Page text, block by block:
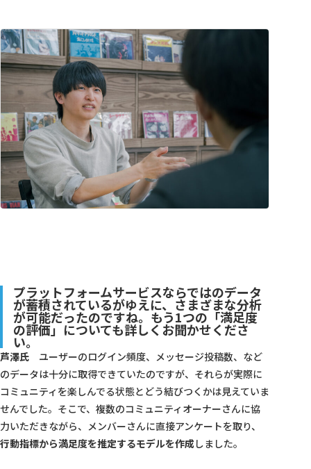
プラットフォームサービスならではのデータ
が蓄積されているがゆえに、さまざまな分析
が可能だったのですね。もう1つの「満足度
の評価」についても詳しくお聞かせくださ
い。
芦澤氏 ユーザーのログイン頻度、メッセージ投稿数、など
のデータは十分に取得できていたのですが、それらが実際に
コミュニティを楽しんでる状態とどう結びつくかは見えていま
せんでした。そこで、複数のコミュニティオーナーさんに協
力いただきながら、メンバーさんに直接アンケートを取り、
行動指標から満足度を推定するモデルを作成しました。